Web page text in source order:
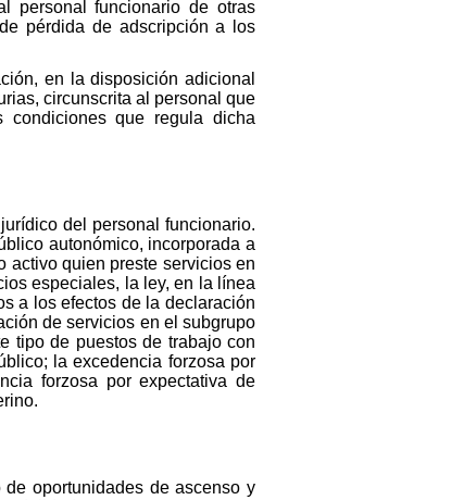
personal funcionario de otras
pérdida de adscripción a los
en la disposición adicional
circunscrita al personal que
que regula dicha
del personal funcionario.
autonómico, incorporada a
activo quien preste servicios en
especiales, la ley, en la línea
a los efectos de la declaración
de servicios en el subgrupo
tipo de puestos de trabajo con
la excedencia forzosa por
forzosa por expectativa de
oportunidades de ascenso y